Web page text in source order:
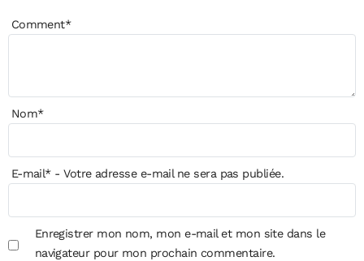
Comment*
Nom*
E-mail*- Votre adresse e-mail ne sera pas publiée.
Enregistrer mon nom, mon e-mail et mon site dans le
navigateur pour mon prochain commentaire.